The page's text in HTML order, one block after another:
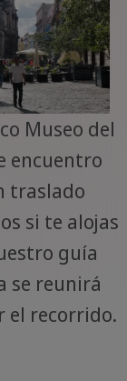
Museo del
encuentro
traslado
si te alojas
guía
se reunirá
el recorrido.